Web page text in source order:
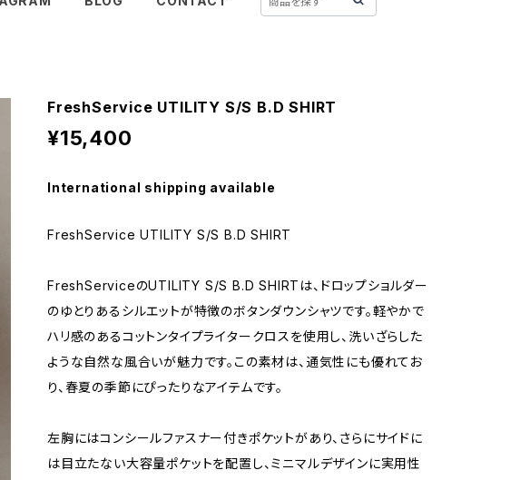
FreshService UTILITY S/S B.D SHIRT
¥15,400
International shipping available
FreshService UTILITY S/S B.D SHIRT
FreshServiceのUTILITY S/S B.D SHIRTは、ドロップショルダー
のゆとりあるシルエットが特徴のボタンダウンシャツです。軽やかで
ハリ感のあるコットンタイプライタークロスを使用し、洗いざらした
ような自然な風合いが魅力です。この素材は、通気性にも優れてお
り、春夏の季節にぴったりなアイテムです。
左胸にはコンシールファスナー付きポケットがあり、さらにサイドに
は目立たない大容量ポケットを配置し、ミニマルデザインに実用性